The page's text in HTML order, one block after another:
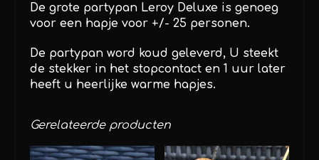
De grote partypan Leroy Deluxe is genoeg
voor een hapje voor +/- 25 personen.
De partypan word koud geleverd, U steekt
de stekker in het stopcontact en 1 uur later
heeft u heerlijke warme hapjes.
Gerelateerde producten